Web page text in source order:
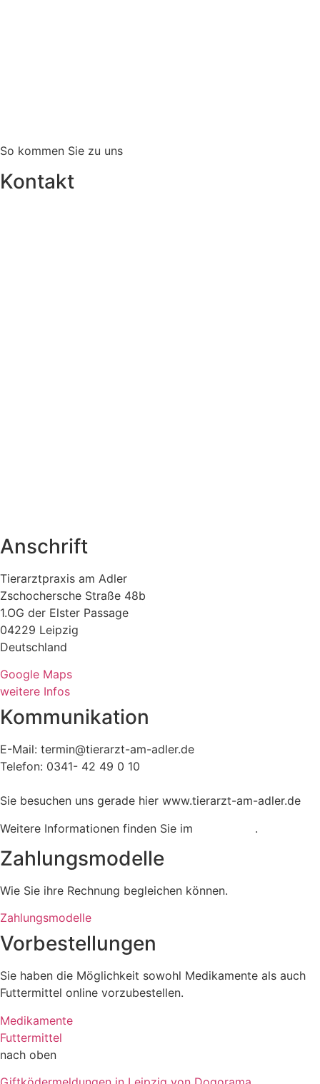
So kommen Sie zu uns
Kontakt
Anschrift
Tierarztpraxis am Adler
Zschochersche Straße 48b
1.OG der Elster Passage
04229 Leipzig
Deutschland
Google Maps
weitere Infos
Kommunikation
E-Mail: termin@tierarzt-am-adler.de
Telefon: 0341- 42 49 0 10
Sie besuchen uns gerade hier www.tierarzt-am-adler.de
Weitere Informationen finden Sie im
.
Zahlungsmodelle
Wie Sie ihre Rechnung begleichen können.
Zahlungsmodelle
Vorbestellungen
Sie haben die Möglichkeit sowohl Medikamente als auch
Futtermittel online vorzubestellen.
Medikamente
Futtermittel
nach oben